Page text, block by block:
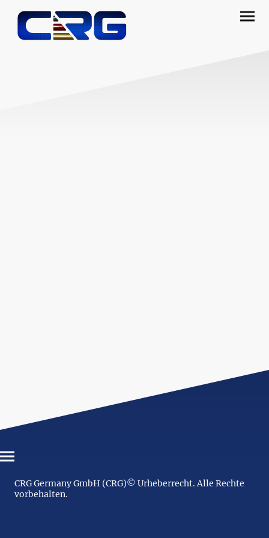
CRG Germany GmbH (CRG)© Urheberrecht. Alle Rechte
vorbehalten.